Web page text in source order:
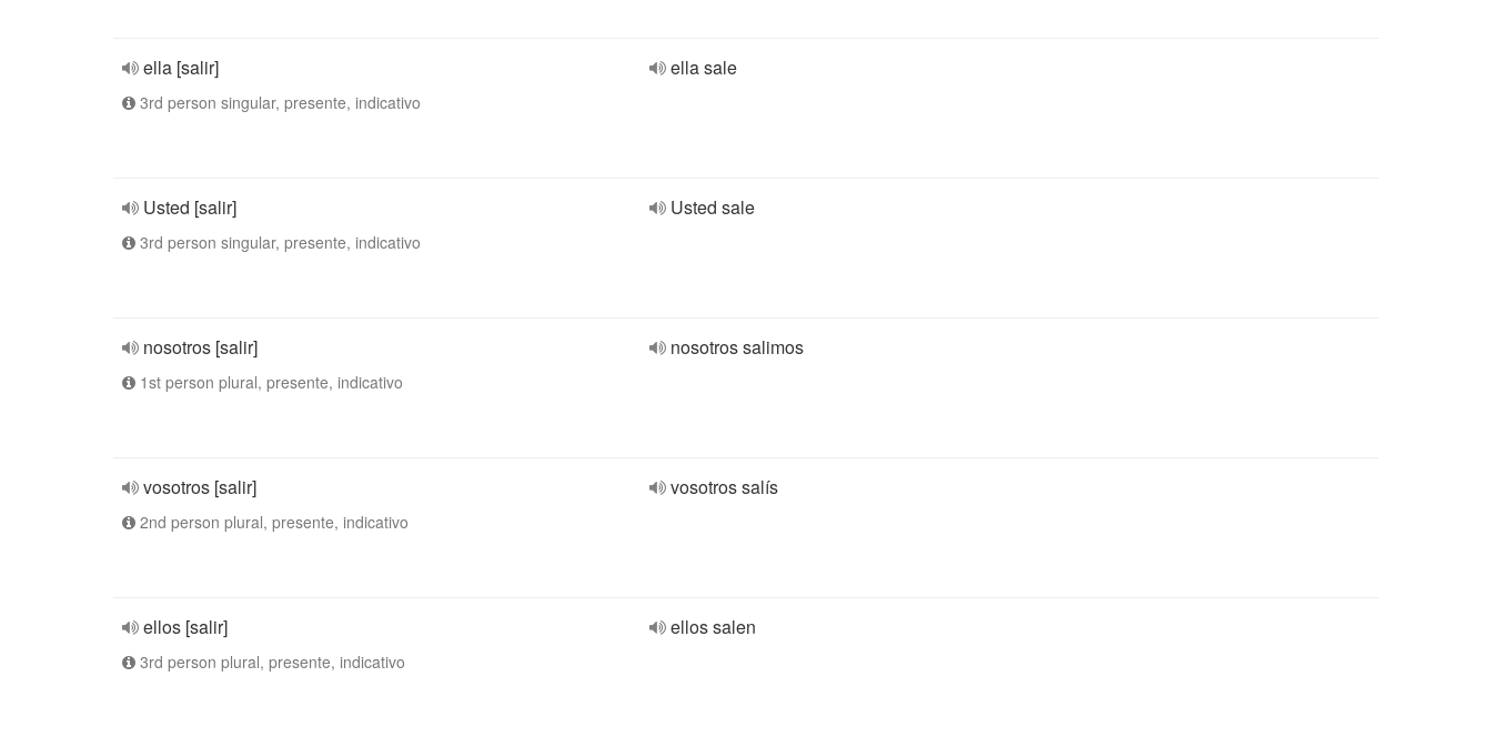
ella [salir]
3rd person singular, presente, indicativo
ella sale
Usted [salir]
3rd person singular, presente, indicativo
Usted sale
nosotros [salir]
1st person plural, presente, indicativo
nosotros salimos
vosotros [salir]
2nd person plural, presente, indicativo
vosotros salís
ellos [salir]
3rd person plural, presente, indicativo
ellos salen